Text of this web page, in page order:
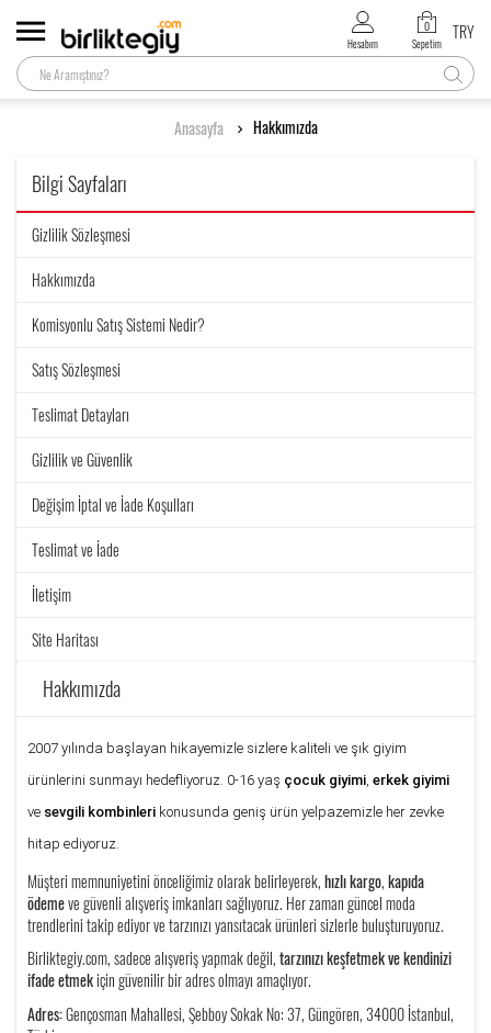
Hesabım
0
Sepetim
TRY
Anasayfa Hakkımızda
Bilgi Sayfaları
Gizlilik Sözleşmesi
Hakkımızda
Komisyonlu Satış Sistemi Nedir?
Satış Sözleşmesi
Teslimat Detayları
Gizlilik ve Güvenlik
Değişim İptal ve İade Koşulları
Teslimat ve İade
İletişim
Site Haritası
Hakkımızda
2007 yılında başlayan hikayemizle sizlere kaliteli ve şık giyim
ürünlerini sunmayı hedefliyoruz. 0-16 yaş çocuk giyimi erkek giyimi
ve sevgili kombinleri konusunda geniş ürün yelpazemizle her zevke
hitap ediyoruz.
Müşteri memnuniyetini önceliğimiz olarak belirleyerek,hızlı kargo,kapıda
ödemeve güvenli alışveriş imkanları sağlıyoruz. Her zaman güncel moda
trendlerini takip ediyor ve tarzınızı yansıtacak ürünleri sizlerle buluşturuyoruz.
Birliktegiy.com, sadece alışveriş yapmak değil,tarzınızı keşfetmek ve kendinizi
ifade etmekiçin güvenilir bir adres olmayı amaçlıyor.
Adres:Gençosman Mahallesi, Şebboy Sokak No: 37, Güngören, 34000 İstanbul,